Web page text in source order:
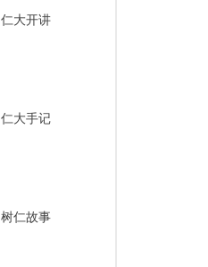
仁大开讲
仁大手记
树仁故事